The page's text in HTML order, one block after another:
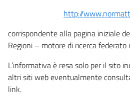
http://
corrispondente alla pagina iniziale
Regioni – motore di ricerca federato
L’informativa è resa solo per il sito
altri siti web eventualmente
link.